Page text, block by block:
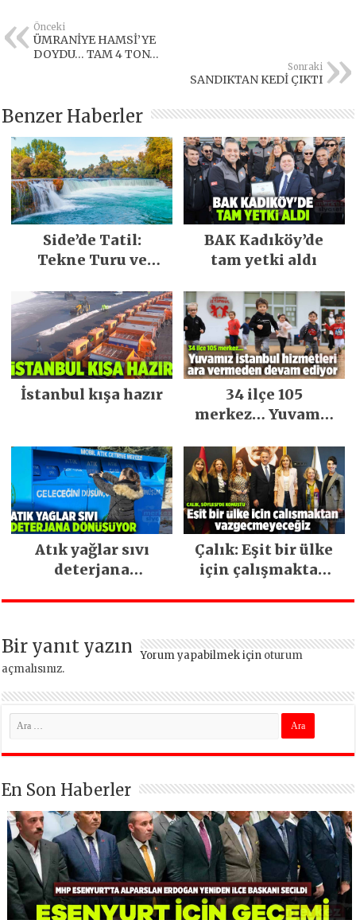
Önceki
ÜMRANİYE HAMSİ’YE
DOYDU… TAM 4 TON…
Sonraki
SANDIKTAN KEDİ ÇIKTI
Benzer Haberler
Side’de Tatil:
Tekne Turu ve
BAK Kadıköy’de
tam yetki aldı
İstanbul kışa hazır
34 ilçe 105
merkez… Yuvamız
ara vermeden
devam ediyor
Atık yağlar sıvı
deterjana
Çalık: Eşit bir ülke
için çalışmaktan
Bir yanıt yazın Yorum yapabilmek için oturum
açmalısınız.
En Son Haberler